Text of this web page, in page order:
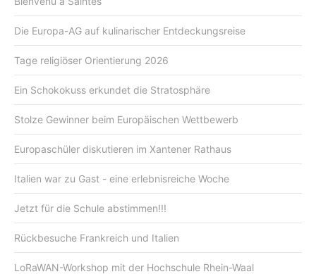
Die Europa-AG auf kulinarischer Entdeckungsreise
Tage religiöser Orientierung 2026
Ein Schokokuss erkundet die Stratosphäre
Stolze Gewinner beim Europäischen Wettbewerb
Europaschüler diskutieren im Xantener Rathaus
Italien war zu Gast - eine erlebnisreiche Woche
Jetzt für die Schule abstimmen!!!
Rückbesuche Frankreich und Italien
LoRaWAN-Workshop mit der Hochschule Rhein-Waal